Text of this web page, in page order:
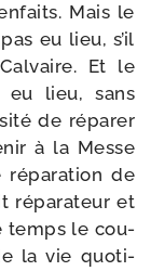
Mais le
eu lieu, s’il
Et le
eu lieu, sans
de répa­rer
à la Messe
de
répa­ra­teur et
temps le cou­
la vie quo­ti­